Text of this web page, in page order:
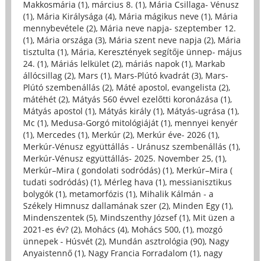
Makkosmária (1), március 8. (1), Mária Csillaga- Vénusz
(1), Mária Királysága (4), Mária mágikus neve (1), Mária
mennybevétele (2), Mária neve napja- szeptember 12.
(1), Mária országa (3), Mária szent neve napja (2), Mária
tisztulta (1), Mária, Keresztények segítője ünnep- május
24. (1), Máriás lelkület (2), máriás napok (1), Markab
állócsillag (2), Mars (1), Mars-Plútó kvadrát (3), Mars-
Plútó szembenállás (2), Máté apostol, evangelista (2),
mátéhét (2), Mátyás 560 évvel ezelőtti koronázása (1),
Mátyás apostol (1), Mátyás király (1), Mátyás-ugrása (1),
Mc (1), Medusa-Gorgó mitológiáját (1), mennyei kenyér
(1), Mercedes (1), Merkúr (2), Merkúr éve- 2026 (1),
Merkúr-Vénusz együttállás - Uránusz szembenállás (1),
Merkúr-Vénusz együttállás- 2025. November 25, (1),
Merkúr–Mira ( gondolati sodródás) (1), Merkúr–Mira (
tudati sodródás) (1), Mérleg hava (1), messianisztikus
bolygók (1), metamorfózis (1), Mihalik Kálmán - a
Székely Himnusz dallamának szer (2), Minden Egy (1),
Mindenszentek (5), Mindszenthy József (1), Mit üzen a
2021-es év? (2), Mohács (4), Mohács 500, (1), mozgó
ünnepek - Húsvét (2), Mundán asztrológia (90), Nagy
Anyaistennő (1), Nagy Francia Forradalom (1), nagy